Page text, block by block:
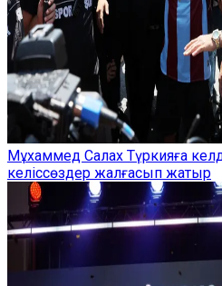
Мұхаммед Салах Түркияға
келіссөздер жалғасып жатыр